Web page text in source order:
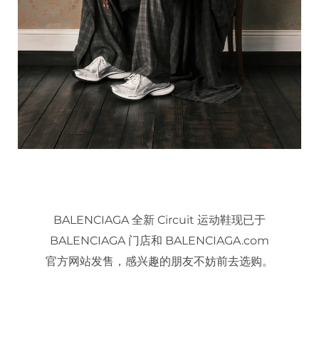
BALENCIAGA 全新 Circuit 运动鞋现已于
BALENCIAGA 门店和 BALENCIAGA.com
官方网站发售，感兴趣的朋友不妨前去选购。